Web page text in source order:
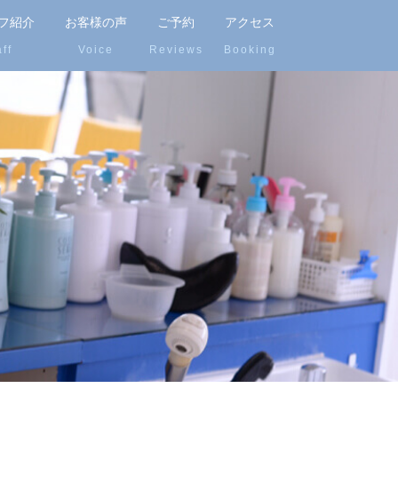
紹介 お客様の声 ご予約 アクセス